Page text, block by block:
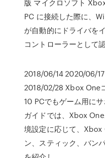
版 マイクロソフト
PC に接続した際に、
が自動的にドライバを
コントローラーとして
2018/06/14 2020/06/
2018/02/28 Xbox One
10 PCでもゲーム用に
ガイドでは、Xbox
境設定に応じて、Xbox
ン、スティック、バン